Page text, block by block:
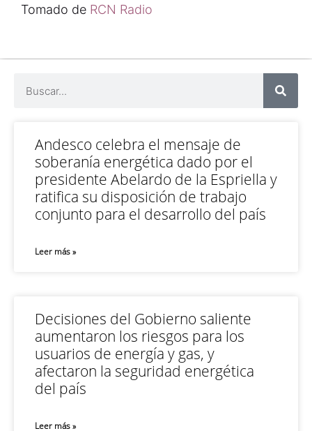
Tomado de RCN Radio
Andesco celebra el mensaje de
soberanía energética dado por el
presidente Abelardo de la Espriella y
ratifica su disposición de trabajo
conjunto para el desarrollo del país
Leer más »
Decisiones del Gobierno saliente
aumentaron los riesgos para los
usuarios de energía y gas, y
afectaron la seguridad energética
del país
Leer más »